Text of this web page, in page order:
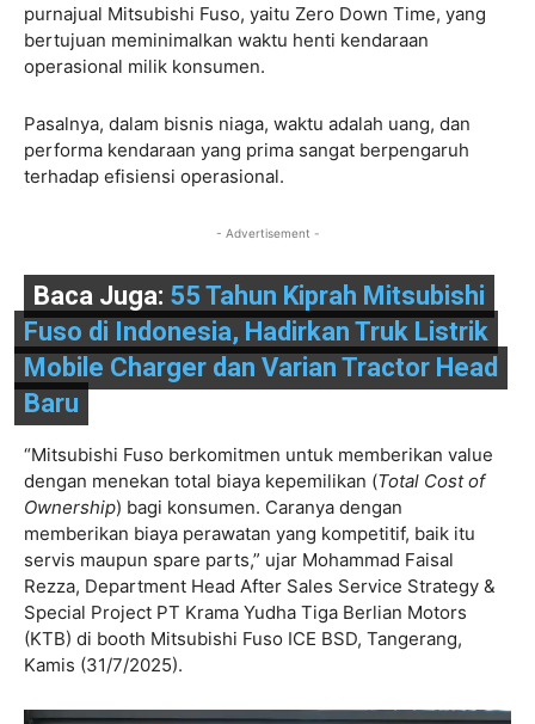
purnajual Mitsubishi Fuso, yaitu Zero Down Time, yang
bertujuan meminimalkan waktu henti kendaraan
operasional milik konsumen.
Pasalnya, dalam bisnis niaga, waktu adalah uang, dan
performa kendaraan yang prima sangat berpengaruh
terhadap efisiensi operasional.
- Advertisement -
Baca Juga: 55 Tahun Kiprah Mitsubishi
Fuso di Indonesia, Hadirkan Truk Listrik
Mobile Charger dan Varian Tractor Head
Baru
“Mitsubishi Fuso berkomitmen untuk memberikan value
dengan menekan total biaya kepemilikan (Total Cost of
Ownership) bagi konsumen. Caranya dengan
memberikan biaya perawatan yang kompetitif, baik itu
servis maupun spare parts,” ujar Mohammad Faisal
Rezza, Department Head After Sales Service Strategy &
Special Project PT Krama Yudha Tiga Berlian Motors
(KTB) di booth Mitsubishi Fuso ICE BSD, Tangerang,
Kamis (31/7/2025).